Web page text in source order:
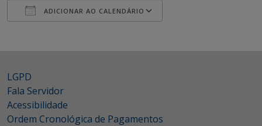
ADICIONAR AO CALENDÁRIO
LGPD
Fala Servidor
Acessibilidade
Ordem Cronológica de Pagamentos